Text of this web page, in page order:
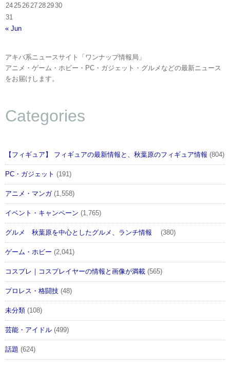
24 25 26 27 28 2930
31
« Jun
アキバ系ニュースサイト「ワンナップ情報局」
アニメ・ゲーム・ホビー・PC・ガジェット・グルメなどの最新ニュース
をお届けします。
Categories
【フィギュア】 フィギュアの最新情報と、秋葉原のフィギュア情報 (804)
PC・ガジェット (191)
アニメ・マンガ(1,558)
イベント・キャンペーン (1,765)
グルメ 秋葉原を中心としたグルメ、ランチ情報 (380)
ゲーム・ホビー (2,041)
コスプレ｜コスプレイヤーの情報と画像が満載 (565)
プロレス・格闘技 (48)
未分類 (108)
芸能・アイドル (499)
話題 (624)